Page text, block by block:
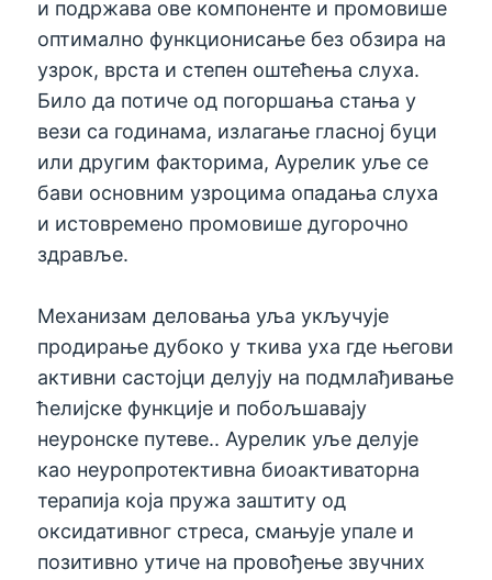
и подржава ове компоненте и промовише
оптимално функционисање без обзира на
узрок, врста и степен оштећења слуха.
Било да потиче од погоршања стања у
вези са годинама, излагање гласној буци
или другим факторима, Аурелик уље се
бави основним узроцима опадања слуха
и истовремено промовише дугорочно
здравље.
Механизам деловања уља укључује
продирање дубоко у ткива уха где његови
активни састојци делују на подмлађивање
ћелијске функције и побољшавају
неуронске путеве.. Аурелик уље делује
као неуропротективна биоактиваторна
терапија која пружа заштиту од
оксидативног стреса, смањује упале и
позитивно утиче на провођење звучних